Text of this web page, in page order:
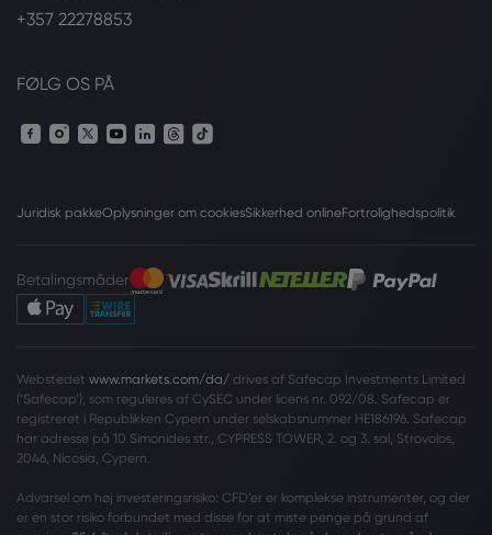
+357 22278853
FØLG OS PÅ
Juridisk pakkeOplysninger om cookiesSikkerhed onlineFortrolighedspolitik
Betalingsmåder
Webstedet www.markets.com/da/ drives af Safecap Investments Limited
(‘Safecap’), som reguleres af CySEC under licens nr. 092/08. Safecap er
registreret i Republikken Cypern under selskabsnummer HE186196. Safecap
har adresse på 10 Simonides str., CYPRESS TOWER, 2. og 3. sal, Strovolos,
2046, Nicosia, Cypern.
Advarsel om høj investeringsrisiko: CFD’er er komplekse instrumenter, og der
er en stor risiko forbundet med disse for at miste penge på grund af